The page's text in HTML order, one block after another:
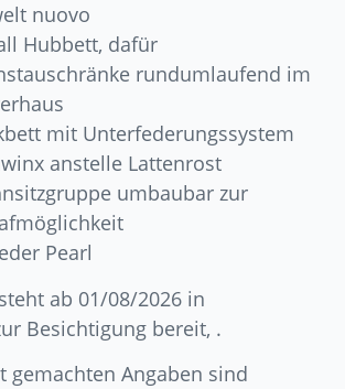
nuovo
Hubbett, dafür
rundumlaufend im
mit Unterfederungssystem
anstelle Lattenrost
umbaubar zur
Pearl
ab 01/08/2026 in
Besichtigung bereit, .
gemachten Angaben sind